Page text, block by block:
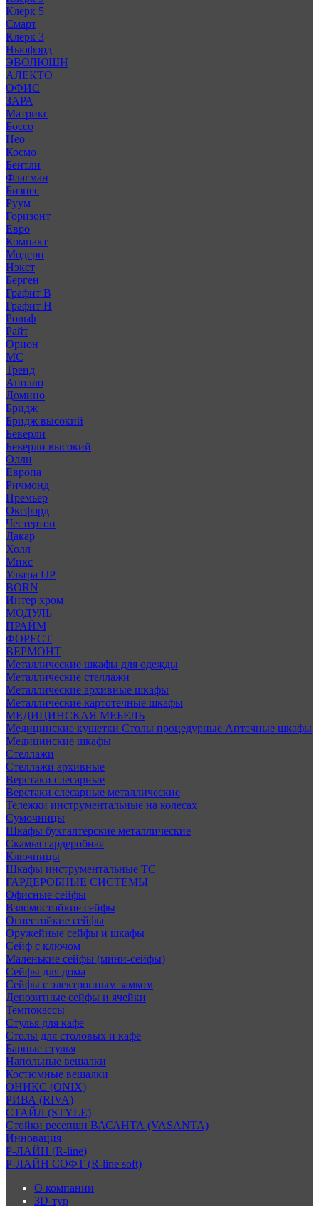
Клерк 5
Смарт
Клерк 3
Ньюфорд
ЭВОЛЮШН
АЛЕКТО
ОФИС
ЗАРА
Матрикс
Боссо
Нео
Космо
Бентли
Флагман
Бизнес
Руум
Горизонт
Евро
Компакт
Модерн
Нэкст
Берген
Графит В
Графит Н
Рольф
Райт
Орион
МС
Тренд
Аполло
Домино
Бридж
Бридж высокий
Беверли
Беверли высокий
Олли
Европа
Ричмонд
Премьер
Оксфорд
Честертон
Дакар
Холл
Микс
Ультра UP
BORN
Интер хром
МОДУЛЬ
ПРАЙМ
ФОРЕСТ
ВЕРМОНТ
Металлические шкафы для одежды
Металлические стеллажи
Металлические архивные шкафы
Металлические картотечные шкафы
МЕДИЦИНСКАЯ МЕБЕЛЬ
Медицинские кушетки Столы процедурные Аптечные шкафы
Медицинские шкафы
Стеллажи
Стеллажи архивные
Верстаки слесарные
Верстаки слесарные металлические
Тележки инструментальные на колесах
Сумочницы
Шкафы бухгалтерские металлические
Скамья гардеробная
Ключницы
Шкафы инструментальные ТС
ГАРДЕРОБНЫЕ СИСТЕМЫ
Офисные сейфы
Взломостойкие сейфы
Огнестойкие сейфы
Оружейные сейфы и шкафы
Сейф с ключом
Маленькие сейфы (мини-сейфы)
Сейфы для дома
Сейфы с электронным замком
Депозитные сейфы и ячейки
Темпокассы
Стулья для кафе
Столы для столовых и кафе
Барные стулья
Напольные вешалки
Костюмные вешалки
ОНИКС (ONIX)
РИВА (RIVA)
СТАЙЛ (STYLE)
Стойки ресепшн ВАСАНТА (VASANTA)
Инновация
Р-ЛАЙН (R-line)
Р-ЛАЙН СОФТ (R-line soft)
О компании
3D-тур